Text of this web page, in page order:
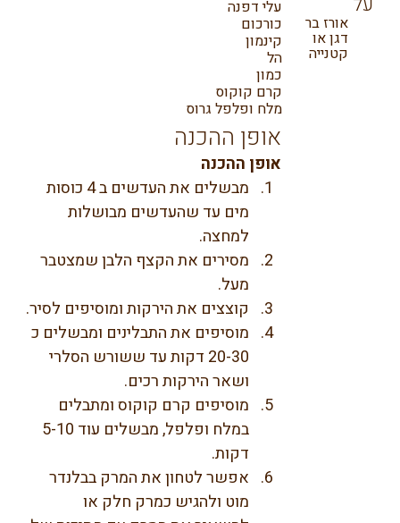
אורז בר
דגן או
קטנייה
עלי דפנה
כורכום
קינמון
הל
כמון
קרם קוקוס
מלח ופלפל גרוס
אופן ההכנה
אופן ההכנה
מבשלים את העדשים ב 4 כוסות
מים עד שהעדשים מבושלות
למחצה.
מסירים את הקצף הלבן שמצטבר
מעל.
קוצצים את הירקות ומוסיפים לסיר.
מוסיפים את התבלינים ומבשלים כ
20-30 דקות עד ששורש הסלרי
ושאר הירקות רכים.
מוסיפים קרם קוקוס ומתבלים
דקות.
אפשר לטחון את המרק בבלנדר
מוט ולהגיש כמרק חלק או